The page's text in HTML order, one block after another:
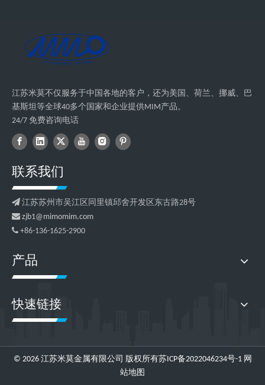
江苏米莫不仅服务于中国各地的客户，还为美国、荷兰、挪威、巴
基斯坦等全球40多个国家和企业提供MIM产品。
24/7 免费咨询电话
联系我们
 江苏苏州市吴江区同里镇邱舍开发区东古路28号
 zjb1@mimomim.com
 +86-136-1625-2900
产品
快速链接
© 2026江苏米莫金属有限公司 版权所有苏ICP备2022046234号-1 网
站地图